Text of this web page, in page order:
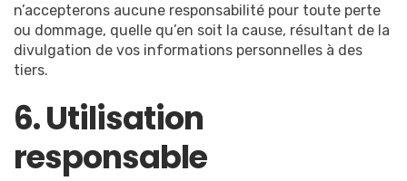
n’accepterons aucune responsabilité pour toute perte
ou dommage, quelle qu’en soit la cause, résultant de la
divulgation de vos informations personnelles à des
tiers.
6. Utilisation
responsable